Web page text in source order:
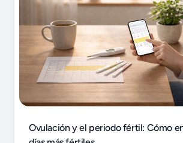
Ovulación y el periodo fértil: Cómo